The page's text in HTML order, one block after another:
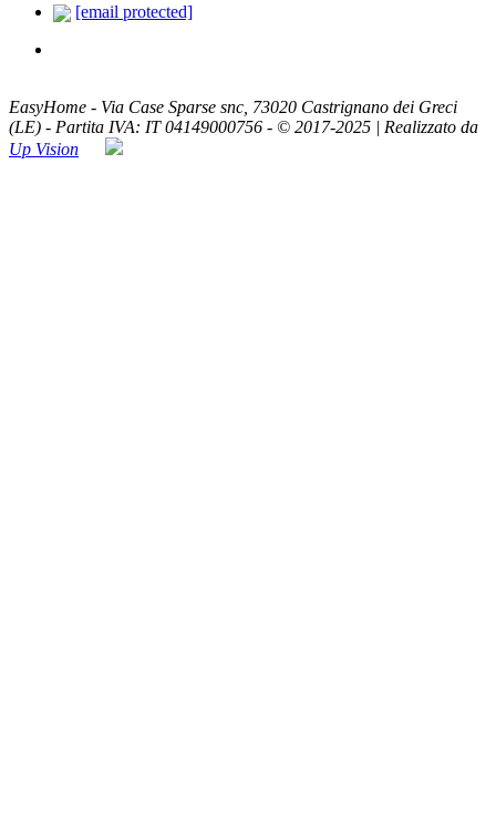
[email protected]
EasyHome - Via Case Sparse snc, 73020 Castrignano dei Greci
(LE) - Partita IVA: IT 04149000756 - © 2017-2025 | Realizzato da
Up Vision